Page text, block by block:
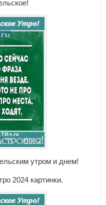
утром и днем!
2024 картинки.